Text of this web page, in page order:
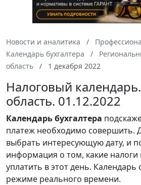
Новости и аналитика
Календарь бухгалтера
область
1 декабря 2022
Налоговый
область. 01.12.2022
Календарьбухгалтера
платеж необходимо совершить.
выбрать интересующую дату, и
информация о том, какие
уплатить в этот день. Календарь
режиме реального времени.